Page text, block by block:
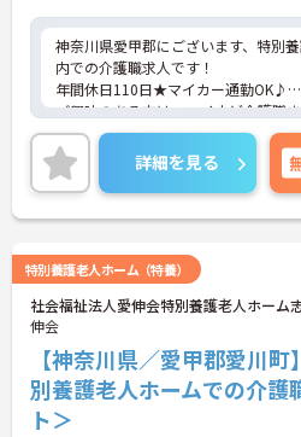
神奈川県愛甲郡にございます、特別
内での介護職求人です！
年間休日110日★マイカー通勤OK♪
ご興味のある方は、マイナビ介護職
せください。
詳細を見る
特別養護老人ホーム（特養）
社会福祉法人愛伸会特別養護老人ホーム
伸会
【神奈川県／愛甲郡愛川
別養護老人ホームでの介護
ト＞